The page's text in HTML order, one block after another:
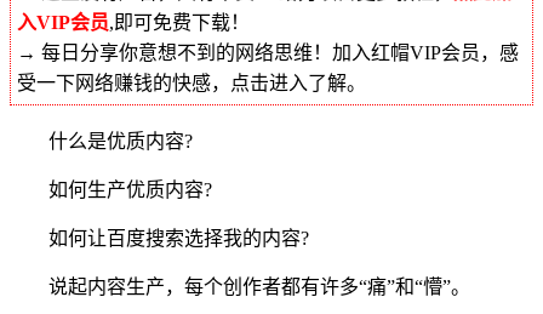
入VIP会员,即可免费下载！
→ 每日分享你意想不到的网络思维！加入红帽VIP会员，感
受一下网络赚钱的快感，点击进入了解。
什么是优质内容?
如何生产优质内容?
如何让百度搜索选择我的内容?
说起内容生产，每个创作者都有许多“痛”和“懵”。